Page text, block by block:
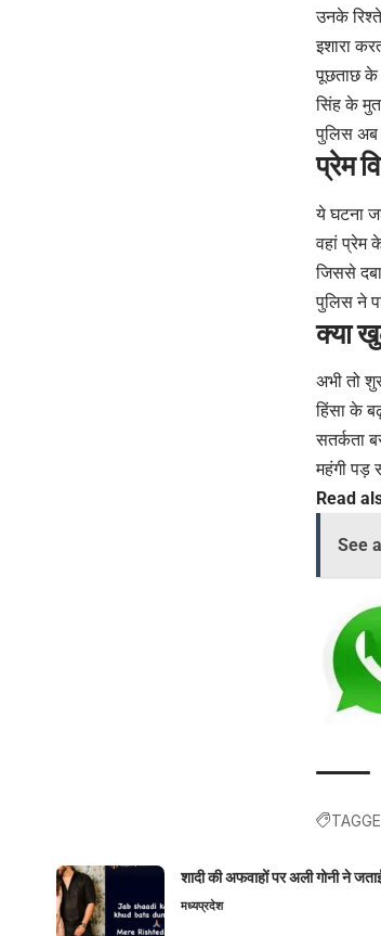
उनके
इशारा
पूछताछ के
सिंह के
पुलिस अब
प्रेम
ये घटना
वहां प्रेम
जिससे
पुलिस ने
क्या
अभी तो
हिंसा के
सतर्कता
महंगी पड़
Read
See
शादी की अफवाहों पर अली गोनी ने
मध्यप्रदेश